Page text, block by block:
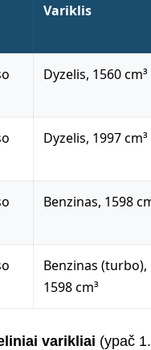
Variklis
Dyzelis, 1560 cm³
Dyzelis, 1997 cm³
Benzinas, 1598
Benzinas (turbo),
1598 cm³
varikliai (ypač